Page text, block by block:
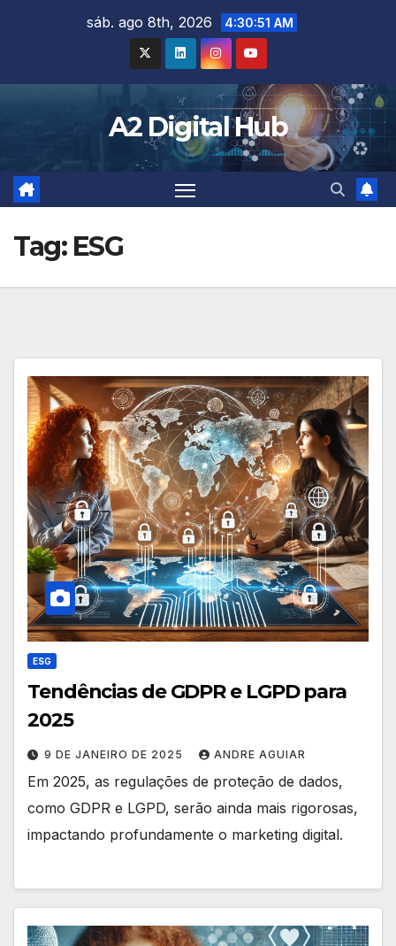
sáb. ago 8th, 2026 4:30:53 AM
A2 Digital Hub
Tag: ESG
ESG
Tendências de GDPR e LGPD para
2025
9 DE JANEIRO DE 2025 ANDRE AGUIAR
Em 2025, as regulações de proteção de dados,
como GDPR e LGPD, serão ainda mais rigorosas,
impactando profundamente o marketing digital.